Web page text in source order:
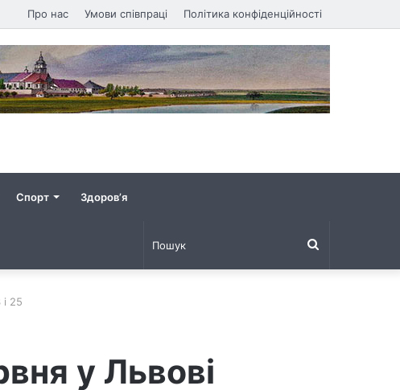
Про нас Умови співпраці Політика конфіденційності
Спорт Здоров’я
25
у Львові